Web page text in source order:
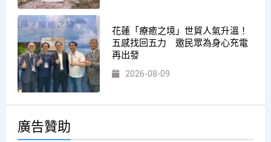
花蓮「療癒之境」世貿人氣升溫！
五感找回五力 邀民眾為身心充電
再出發
2026-08-09
廣告贊助